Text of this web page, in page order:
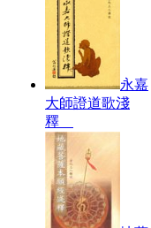
永嘉
大師證道歌淺
釋